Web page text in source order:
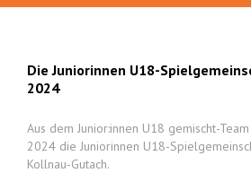
Die Juniorinnen U18-
2024
Aus dem Junior:innen U18 gemischt-
2024 die Juniorinnen U18-
Kollnau-Gutach.